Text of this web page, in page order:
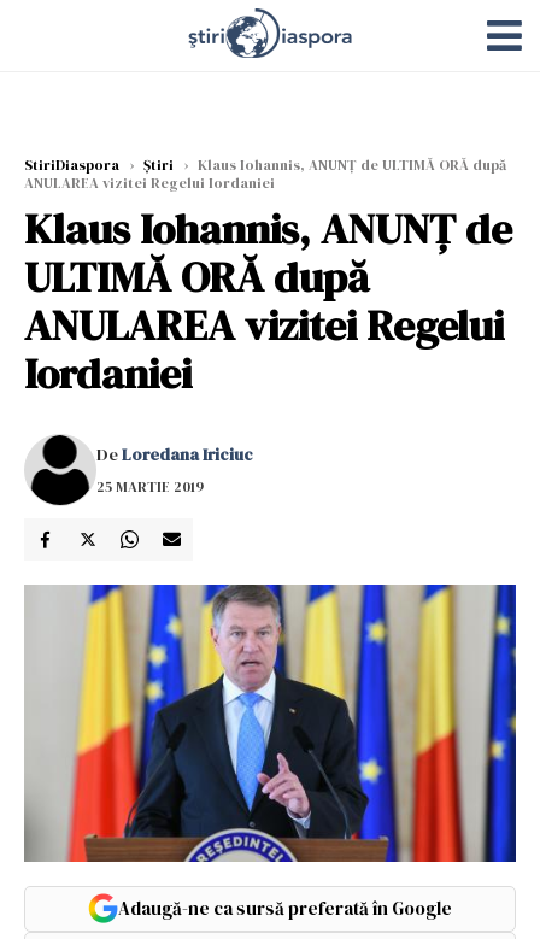
StiriDiaspora › Știri › Klaus Iohannis, ANUNȚ de ULTIMĂ ORĂ după
ANULAREA vizitei Regelui Iordaniei
Klaus Iohannis, ANUNȚ de
ULTIMĂ ORĂ după
ANULAREA vizitei Regelui
Iordaniei
DeLoredana Iriciuc
25 MARTIE 2019
Adaugă-ne ca sursă preferată în Google